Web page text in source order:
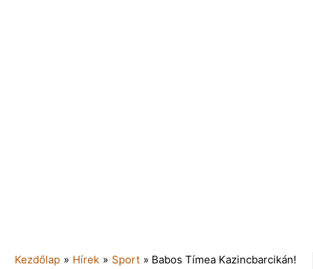
Kezdőlap » Hírek » Sport » Babos Tímea Kazincbarcikán!